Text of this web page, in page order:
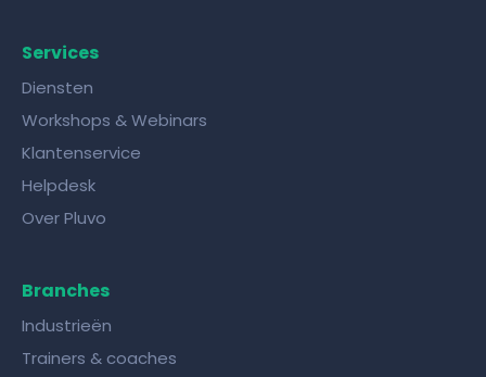
Services
Diensten
Workshops & Webinars
Klantenservice
Helpdesk
Over Pluvo
Branches
Industrieën
Trainers & coaches